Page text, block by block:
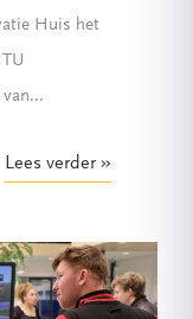
Huis het
Lees verder